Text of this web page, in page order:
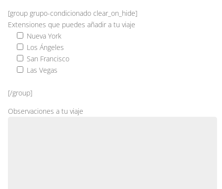
[group grupo-condicionado clear_on_hide]
Extensiones que puedes añadir a tu viaje
Nueva York
Los Ángeles
San Francisco
Las Vegas
[/group]
Observaciones a tu viaje